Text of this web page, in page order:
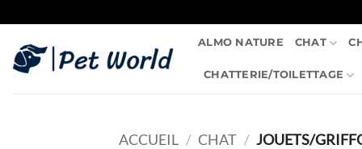
au
contenu
ALMO NATURE CHAT
CHATTERIE/TOILETTAGE
ACCUEIL / CHAT / JOUETS/